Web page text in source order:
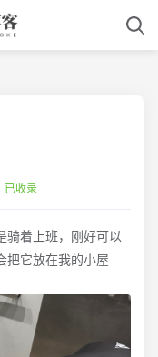
已收录
骑着上班，刚好可以
把它放在我的小屋